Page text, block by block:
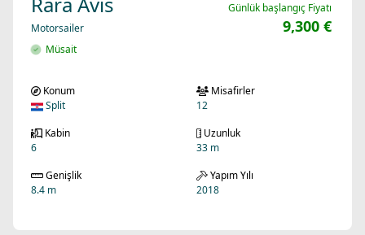
Motorsailer
Müsait
Günlük başlangıç Fiyatı
9,300 €
Konum
Split
Misafirler
12
Kabin
6
Uzunluk
33 m
Genişlik
8.4 m
Yapım Yılı
2018